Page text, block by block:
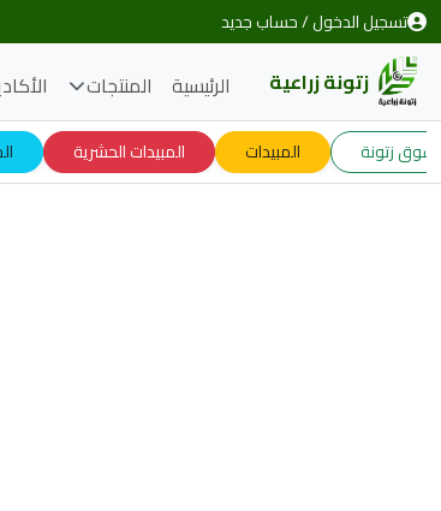
تسجيل الدخول / حساب جديد
زتونة زراعية الرئيسية المنتجات
زتونة المبيدات المبيدات الحشرية